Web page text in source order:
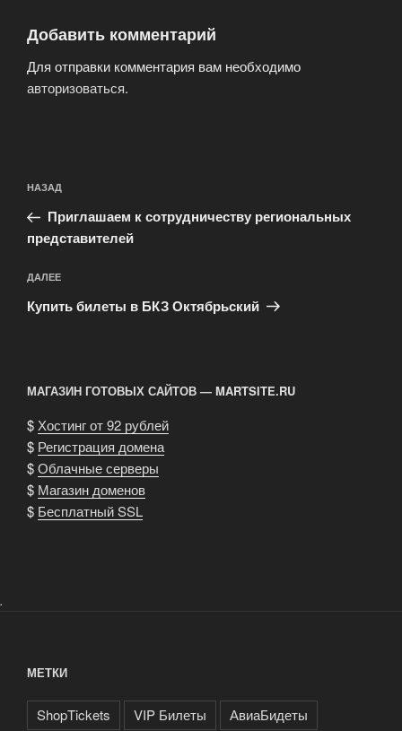
Добавить комментарий
Для отправки комментария вам необходимо
авторизоваться.
по
записям
Предыдущая
запись:
НАЗАД
Приглашаем к сотрудничеству региональных
представителей
Следующая
запись
ДАЛЕЕ
Купить билеты в БКЗ Октябрьский
МАГАЗИН ГОТОВЫХ САЙТОВ — MARTSITE.RU
$Хостинг от 92 рублей
$ Регистрация домена
$Облачные серверы
$ Магазин доменов
$ Бесплатный SSL
.
МЕТКИ
ShopTickets VIP Билеты
АвиаБидеты